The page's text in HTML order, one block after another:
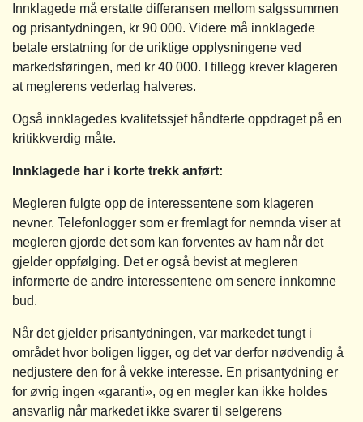
Innklagede må erstatte differansen mellom salgssummen
og prisantydningen, kr 90 000. Videre må innklagede
betale erstatning for de uriktige opplysningene ved
markedsføringen, med kr 40 000. I tillegg krever klageren
at meglerens vederlag halveres.
Også innklagedes kvalitetssjef håndterte oppdraget på en
kritikkverdig måte.
Innklagede har i korte trekk anført:
Megleren fulgte opp de interessentene som klageren
nevner. Telefonlogger som er fremlagt for nemnda viser at
megleren gjorde det som kan forventes av ham når det
gjelder oppfølging. Det er også bevist at megleren
informerte de andre interessentene om senere innkomne
bud.
Når det gjelder prisantydningen, var markedet tungt i
området hvor boligen ligger, og det var derfor nødvendig å
nedjustere den for å vekke interesse. En prisantydning er
for øvrig ingen «garanti», og en megler kan ikke holdes
ansvarlig når markedet ikke svarer til selgerens